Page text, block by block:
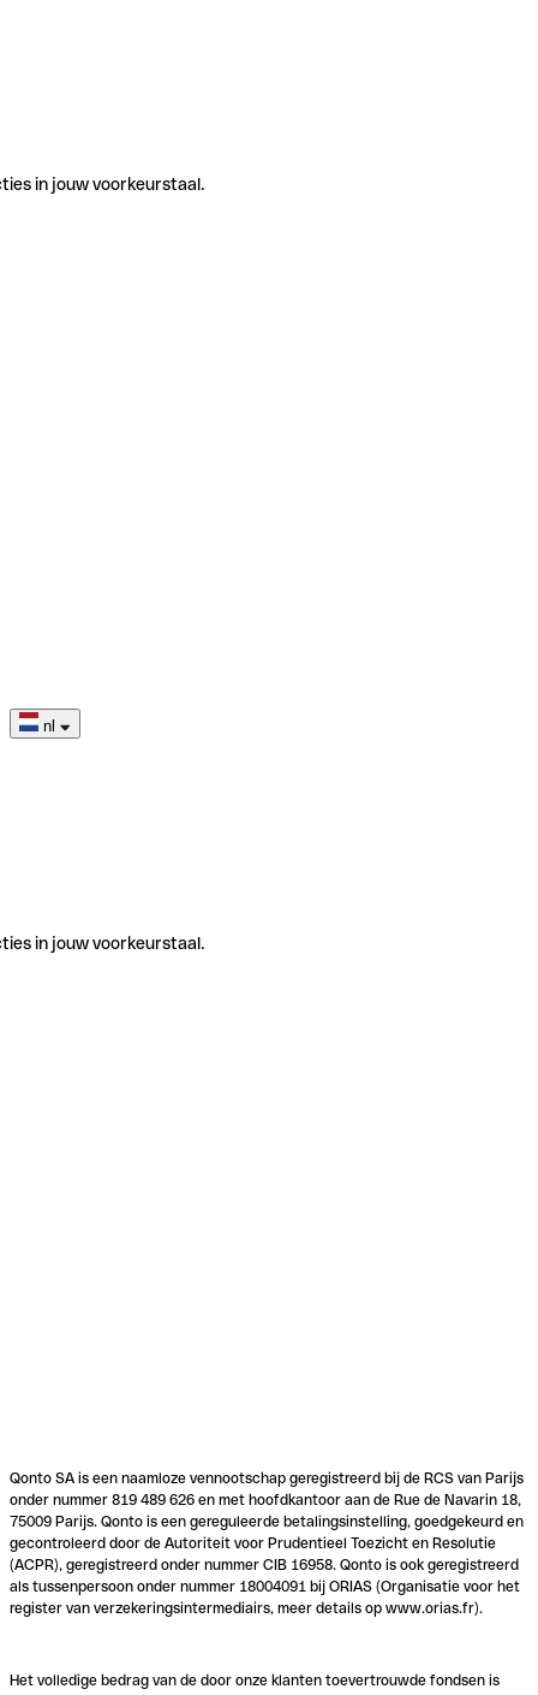
in jouw voorkeurstaal.
nl
in jouw voorkeurstaal.
Qonto SA is een naamloze vennootschap geregistreerd bij de RCS van Parijs
onder nummer 819 489 626 en met hoofdkantoor aan de Rue de Navarin 18,
75009 Parijs. Qonto is een gereguleerde betalingsinstelling, goedgekeurd en
gecontroleerd door de Autoriteit voor Prudentieel Toezicht en Resolutie
(ACPR), geregistreerd onder nummer CIB 16958. Qonto is ook geregistreerd
als tussenpersoon onder nummer 18004091 bij ORIAS (Organisatie voor het
register van verzekeringsintermediairs, meer details op www.orias.fr).
Het volledige bedrag van de door onze klanten toevertrouwde fondsen is